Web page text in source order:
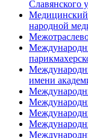
Славянского
Медицинский
народной
имени